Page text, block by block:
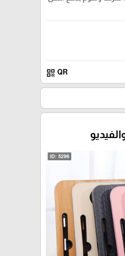
QR
qr_code